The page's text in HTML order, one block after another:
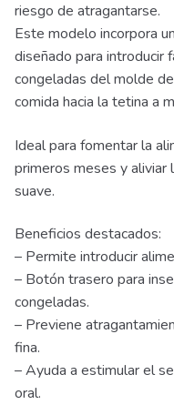
riesgo de atragantarse.
Este modelo incorpora
diseñado para introducir
congeladas del molde
comida hacia la tetina a
Ideal para fomentar la
primeros meses y aliviar
suave.
Beneficios destacados:
– Permite introducir
– Botón trasero para
congeladas.
– Previene
fina.
– Ayuda a estimular el
oral.